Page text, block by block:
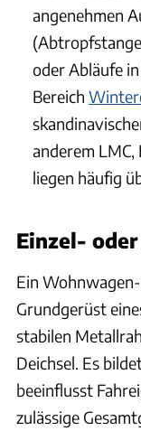
angenehmen
oder Abläufe
Bereich
anderem
liegen häufig
Einzel-
Ein
Grundgerüst
stabilen
Deichsel. Es
beeinflusst
zulässige